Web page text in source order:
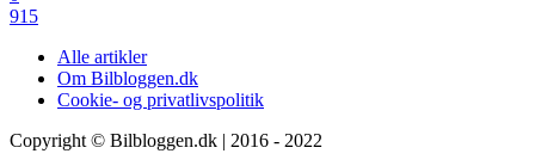
915
Alle artikler
Om Bilbloggen.dk
Cookie- og privatlivspolitik
Copyright © Bilbloggen.dk | 2016 - 2022